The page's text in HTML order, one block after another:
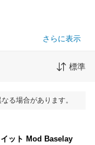
さらに表示
標準
る場合があります。
ット Mod Baselay